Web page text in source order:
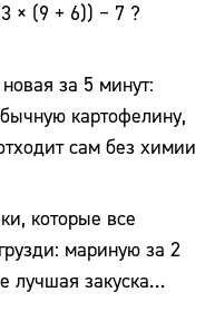
× (9 + 6)) − 7 ?
за 5 минут:
картофелину,
сам без химии
которые все
мариную за 2
лучшая закуска